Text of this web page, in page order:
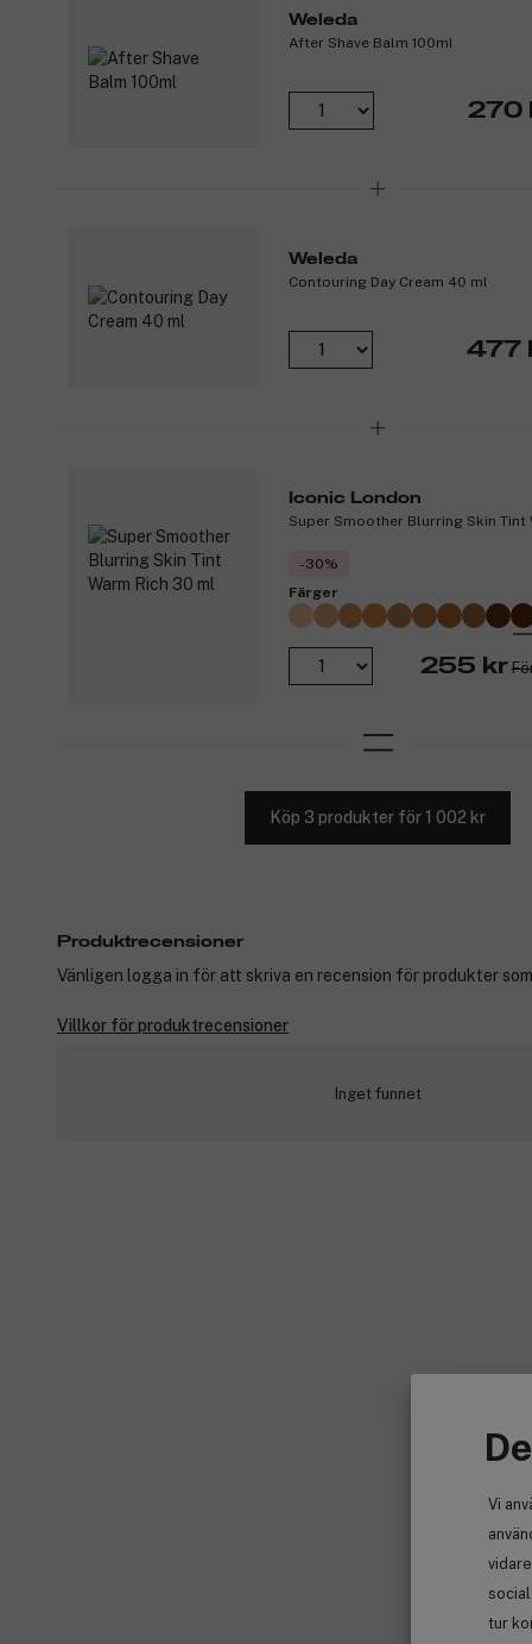
Vi
tur
Weleda
After Shave Balm 100ml
270
Weleda
Contouring Day Cream 40 ml
477
Iconic London
Super Smoother Blurring Skin Tint
-30%
Färger
255 kr
Köp 3 produkter för 1 002 kr
Produktrecensioner
Vänligen logga in för att skriva en recension för produkter
Villkor för produktrecensioner
Inget funnet